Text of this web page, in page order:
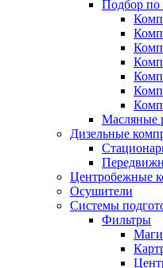
Подбор по
Масляные
Дизельные
Центробежные
Осушители
Системы
Фильтры